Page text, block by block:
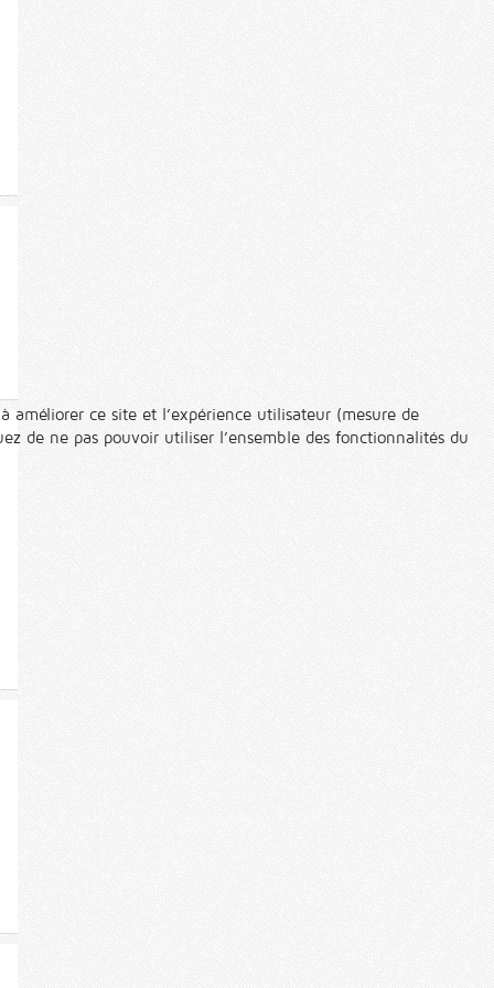
améliorer ce site et l’expérience utilisateur (mesure de
de ne pas pouvoir utiliser l’ensemble des fonctionnalités du